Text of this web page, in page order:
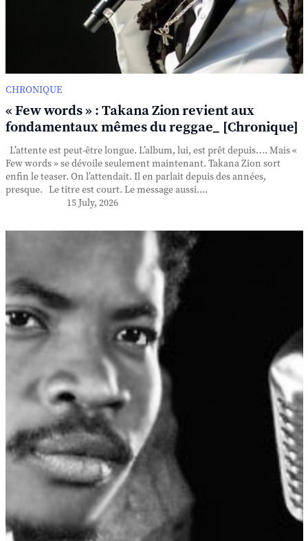
CHRONIQUE
« Few words » : Takana Zion revient aux
fondamentaux mêmes du reggae_ [Chronique]
L’attente est peut-être longue. L’album, lui, est prêt depuis…. Mais «
Few words » se dévoile seulement maintenant. Takana Zion sort
enfin le teaser. On l’attendait. Il en parlait depuis des années,
presque. Le titre est court. Le message aussi....
15 July, 2026